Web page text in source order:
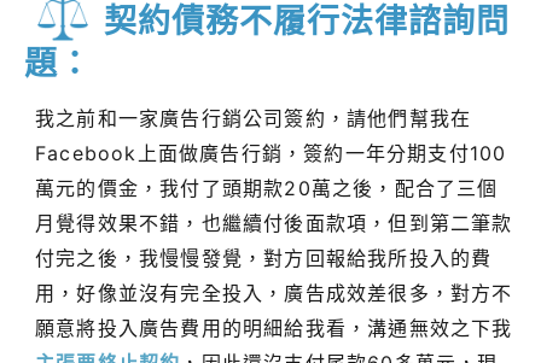
契約債務不履行法律諮詢問
題：
我之前和一家廣告行銷公司簽約，請他們幫我在
Facebook上面做廣告行銷，簽約一年分期支付100
萬元的價金，我付了頭期款20萬之後，配合了三個
月覺得效果不錯，也繼續付後面款項，但到第二筆款
付完之後，我慢慢發覺，對方回報給我所投入的費
用，好像並沒有完全投入，廣告成效差很多，對方不
願意將投入廣告費用的明細給我看，溝通無效之下我